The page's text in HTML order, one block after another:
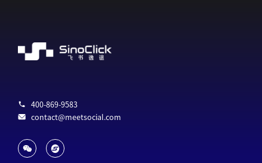
400-869-9583
contact@meetsocial.com